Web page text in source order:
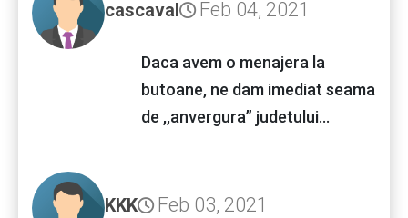
cascaval Feb 04, 2021
Daca avem o menajera la
butoane, ne dam imediat seama
de ,,anvergura” judetului...
KKK Feb 03, 2021